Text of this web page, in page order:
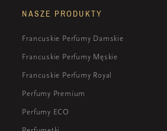
NASZE PRODUKTY
Francuskie Perfumy Damskie
Francuskie Perfumy Męskie
Francuskie Perfumy Royal
Perfumy Premium
Perfumy ECO